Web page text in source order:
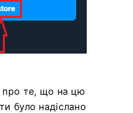
про те, що на цю
було надіслано